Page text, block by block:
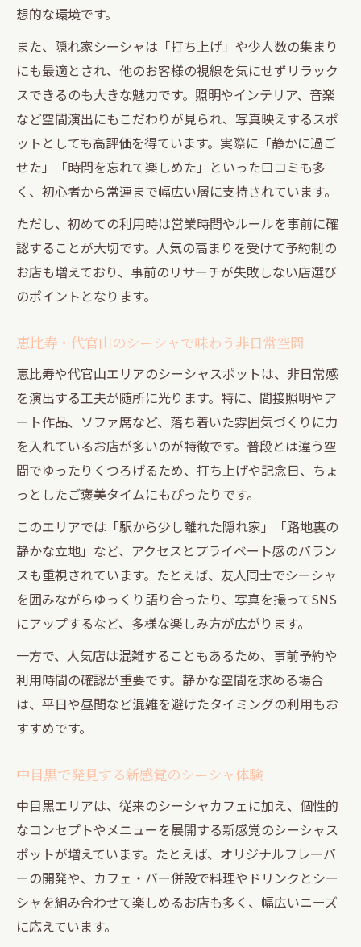
想的な環境です。
また、隠れ家シーシャは「打ち上げ」や少人数の集まり
にも最適とされ、他のお客様の視線を気にせずリラック
スできるのも大きな魅力です。照明やインテリア、音楽
など空間演出にもこだわりが見られ、写真映えするスポ
ットとしても高評価を得ています。実際に「静かに過ご
せた」「時間を忘れて楽しめた」といった口コミも多
く、初心者から常連まで幅広い層に支持されています。
ただし、初めての利用時は営業時間やルールを事前に確
認することが大切です。人気の高まりを受けて予約制の
お店も増えており、事前のリサーチが失敗しない店選び
のポイントとなります。
恵比寿・代官山のシーシャで味わう非日常空間
恵比寿や代官山エリアのシーシャスポットは、非日常感
を演出する工夫が随所に光ります。特に、間接照明やア
ート作品、ソファ席など、落ち着いた雰囲気づくりに力
を入れているお店が多いのが特徴です。普段とは違う空
間でゆったりくつろげるため、打ち上げや記念日、ちょ
っとしたご褒美タイムにもぴったりです。
このエリアでは「駅から少し離れた隠れ家」「路地裏の
静かな立地」など、アクセスとプライベート感のバラン
スも重視されています。たとえば、友人同士でシーシャ
を囲みながらゆっくり語り合ったり、写真を撮ってSNS
にアップするなど、多様な楽しみ方が広がります。
一方で、人気店は混雑することもあるため、事前予約や
利用時間の確認が重要です。静かな空間を求める場合
は、平日や昼間など混雑を避けたタイミングの利用もお
すすめです。
中目黒で発見する新感覚のシーシャ体験
中目黒エリアは、従来のシーシャカフェに加え、個性的
なコンセプトやメニューを展開する新感覚のシーシャス
ポットが増えています。たとえば、オリジナルフレーバ
ーの開発や、カフェ・バー併設で料理やドリンクとシー
シャを組み合わせて楽しめるお店も多く、幅広いニーズ
に応えています。